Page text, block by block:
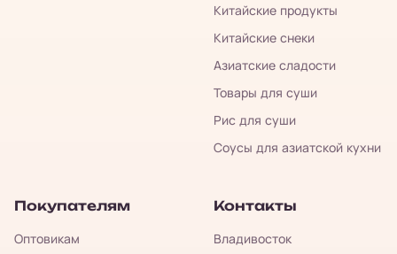
Китайские продукты
Китайские снеки
Азиатские сладости
Товары для суши
Рис для суши
Соусы для азиатской кухни
Покупателям
Оптовикам
Контакты
Владивосток